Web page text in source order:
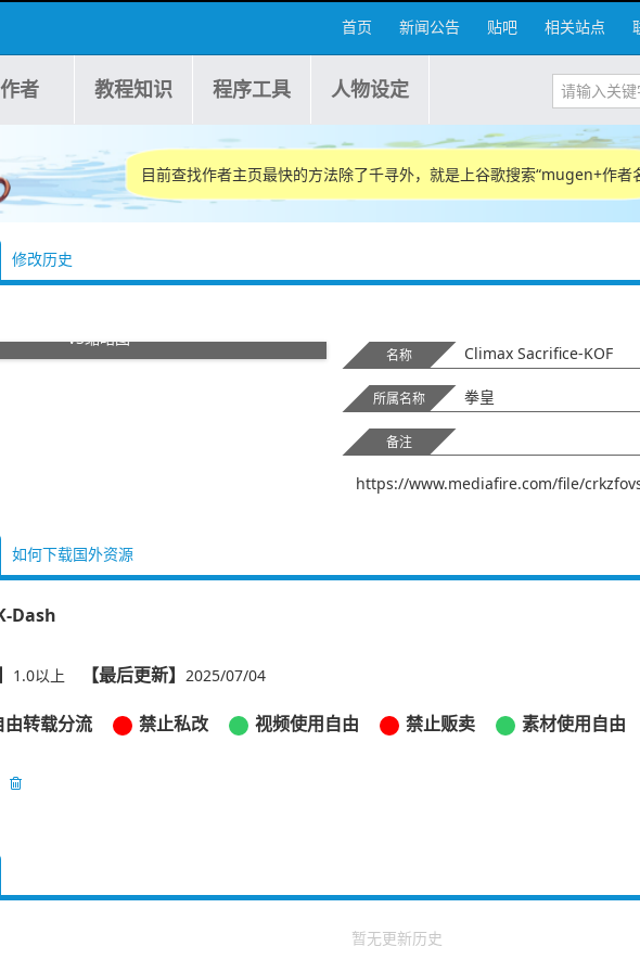
首页 新闻公告 贴吧 相关站点
作者 教程知识 程序工具 人物设定
目前查找作者主页最快的方法除了千寻外，就是上谷歌搜索“mugen+作者
修改历史
VS缩略图
名称 Climax Sacrifice-KOF
所属名称 拳皇
备注
https://www.mediafire.com/file/
如何下载国外资源
Dash
1.0以上 【最后更新】 2025/07/04
由转载分流 禁止私改 视频使用自由 禁止贩卖 素材使用自由
暂无更新历史